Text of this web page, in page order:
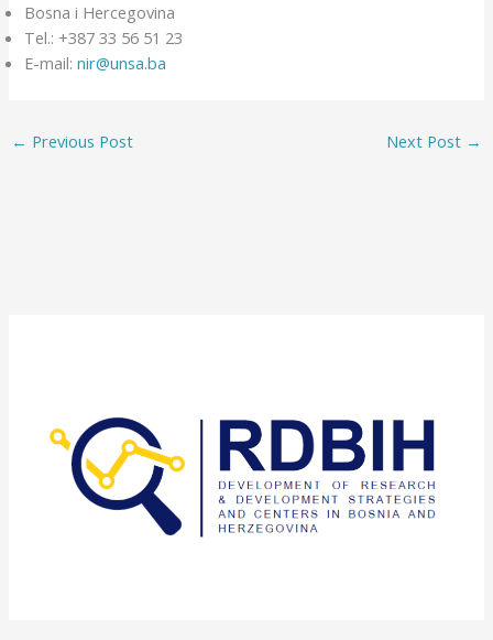
Bosna i Hercegovina
Tel.: +387 33 56 51 23
E-mail:nir@unsa.ba
← Previous Post Next Post →